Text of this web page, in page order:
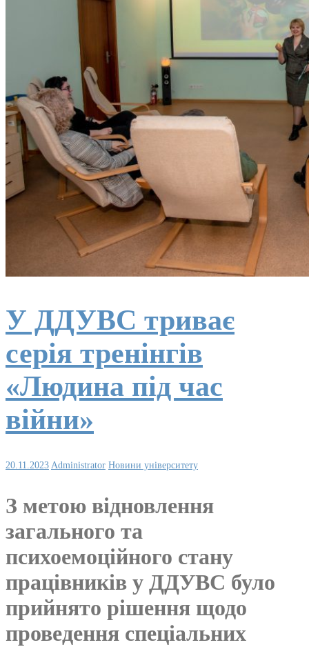
У ДДУВС триває
серія тренінгів
«Людина під час
війни»
20.11.2023 Administrator Новини університету
З метою відновлення
загального та
психоемоційного стану
працівників у ДДУВС було
прийнято рішення щодо
проведення спеціальних